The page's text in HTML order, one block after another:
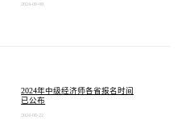
2024-08-08
2024年中级经济师各省报名时间
已公布
2024-08-22